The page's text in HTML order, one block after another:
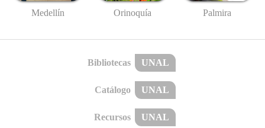
Medellín Orinoquía Palmira
Bibliotecas UNAL
Catálogo UNAL
Recursos UNAL